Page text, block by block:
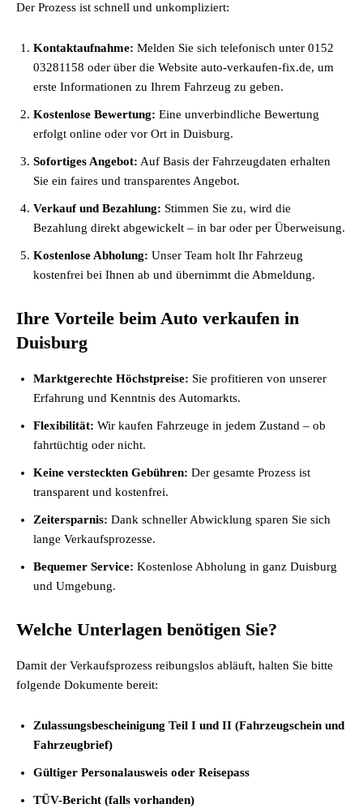
Der Prozess ist schnell und unkompliziert:
Kontaktaufnahme: Melden Sie sich telefonisch unter 0152
03281158 oder über die Website auto-verkaufen-fix.de, um
erste Informationen zu Ihrem Fahrzeug zu geben.
Kostenlose Bewertung: Eine unverbindliche Bewertung
erfolgt online oder vor Ort in Duisburg.
Sofortiges Angebot: Auf Basis der Fahrzeugdaten erhalten
Sie ein faires und transparentes Angebot.
Verkauf und Bezahlung: Stimmen Sie zu, wird die
Bezahlung direkt abgewickelt – in bar oder per Überweisung.
Kostenlose Abholung: Unser Team holt Ihr Fahrzeug
kostenfrei bei Ihnen ab und übernimmt die Abmeldung.
Ihre Vorteile beim Auto verkaufen in
Duisburg
Marktgerechte Höchstpreise: Sie profitieren von unserer
Erfahrung und Kenntnis des Automarkts.
Flexibilität: Wir kaufen Fahrzeuge in jedem Zustand – ob
fahrtüchtig oder nicht.
Keine versteckten Gebühren: Der gesamte Prozess ist
transparent und kostenfrei.
Zeitersparnis: Dank schneller Abwicklung sparen Sie sich
lange Verkaufsprozesse.
Bequemer Service: Kostenlose Abholung in ganz Duisburg
und Umgebung.
Welche Unterlagen benötigen Sie?
Damit der Verkaufsprozess reibungslos abläuft, halten Sie bitte
folgende Dokumente bereit:
Zulassungsbescheinigung Teil I und II (Fahrzeugschein und
Fahrzeugbrief)
Gültiger Personalausweis oder Reisepass
TÜV-Bericht (falls vorhanden)